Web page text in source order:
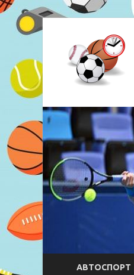
АВТОСПОРТ